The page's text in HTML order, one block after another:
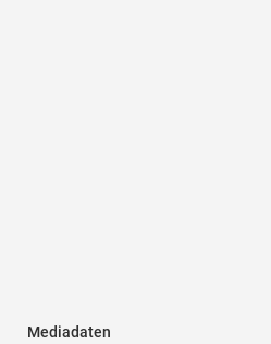
Mediadaten